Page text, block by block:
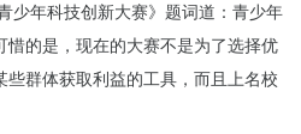
少年科技创新大赛》题词道：青少年
的是，现在的大赛不是为了选择优
群体获取利益的工具，而且上名校